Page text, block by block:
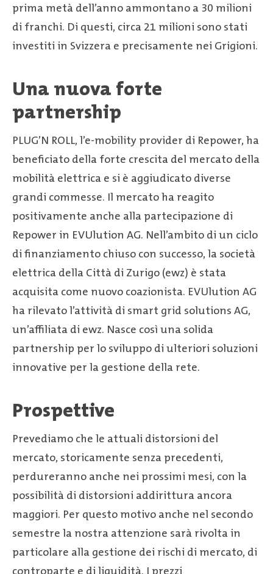
prima metà dell’anno ammontano a 30 milioni
di franchi. Di questi, circa 21 milioni sono stati
investiti in Svizzera e precisamente nei Grigioni.
Una nuova forte
partnership
PLUG’N ROLL, l’e-mobility provider di Repower, ha
beneficiato della forte crescita del mercato della
mobilità elettrica e si è aggiudicato diverse
grandi commesse. Il mercato ha reagito
positivamente anche alla partecipazione di
Repower in EVUlution AG. Nell’ambito di un ciclo
di finanziamento chiuso con successo, la società
elettrica della Città di Zurigo (ewz) è stata
acquisita come nuovo coazionista. EVUlution AG
ha rilevato l’attività di smart grid solutions AG,
un’affiliata di ewz. Nasce così una solida
partnership per lo sviluppo di ulteriori soluzioni
innovative per la gestione della rete.
Prospettive
Prevediamo che le attuali distorsioni del
mercato, storicamente senza precedenti,
perdureranno anche nei prossimi mesi, con la
possibilità di distorsioni addirittura ancora
maggiori. Per questo motivo anche nel secondo
semestre la nostra attenzione sarà rivolta in
particolare alla gestione dei rischi di mercato, di
controparte e di liquidità. I prezzi